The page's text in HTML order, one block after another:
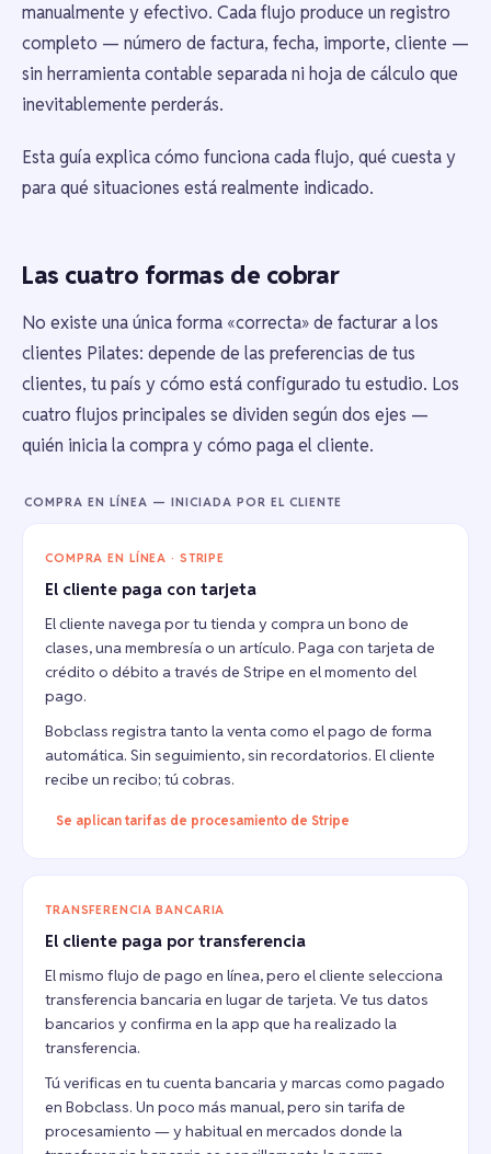
manualmente y efectivo. Cada flujo produce un registro
completo — número de factura, fecha, importe, cliente —
sin herramienta contable separada ni hoja de cálculo que
inevitablemente perderás.
Esta guía explica cómo funciona cada flujo, qué cuesta y
para qué situaciones está realmente indicado.
Las cuatro formas de cobrar
No existe una única forma «correcta» de facturar a los
clientes Pilates: depende de las preferencias de tus
clientes, tu país y cómo está configurado tu estudio. Los
cuatro flujos principales se dividen según dos ejes —
quién inicia la compra y cómo paga el cliente.
COMPRA EN LÍNEA — INICIADA POR EL CLIENTE
COMPRA EN LÍNEA · STRIPE
El cliente paga con tarjeta
El cliente navega por tu tienda y compra un bono de
clases, una membresía o un artículo. Paga con tarjeta de
crédito o débito a través de Stripe en el momento del
pago.
Bobclass registra tanto la venta como el pago de forma
automática. Sin seguimiento, sin recordatorios. El cliente
recibe un recibo; tú cobras.
Se aplican tarifas de procesamiento de Stripe
TRANSFERENCIA BANCARIA
El cliente paga por transferencia
El mismo flujo de pago en línea, pero el cliente selecciona
transferencia bancaria en lugar de tarjeta. Ve tus datos
bancarios y confirma en la app que ha realizado la
transferencia.
Tú verificas en tu cuenta bancaria y marcas como pagado
en Bobclass. Un poco más manual, pero sin tarifa de
procesamiento — y habitual en mercados donde la